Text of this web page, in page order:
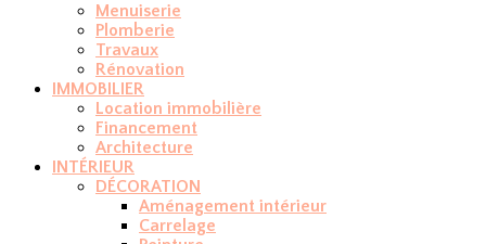
Menuiserie
Plomberie
Travaux
Rénovation
IMMOBILIER
Location immobilière
Financement
Architecture
INTÉRIEUR
DÉCORATION
Aménagement intérieur
Carrelage